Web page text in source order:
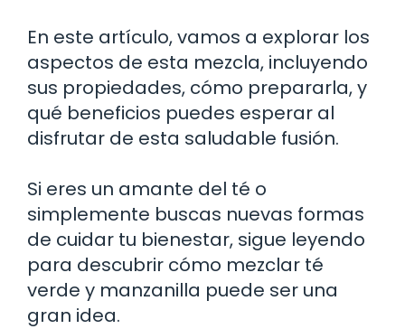
En este artículo, vamos a explorar los
aspectos de esta mezcla, incluyendo
sus propiedades, cómo prepararla, y
qué beneficios puedes esperar al
disfrutar de esta saludable fusión.
Si eres un amante del té o
simplemente buscas nuevas formas
de cuidar tu bienestar, sigue leyendo
para descubrir cómo mezclar té
verde y manzanilla puede ser una
gran idea.